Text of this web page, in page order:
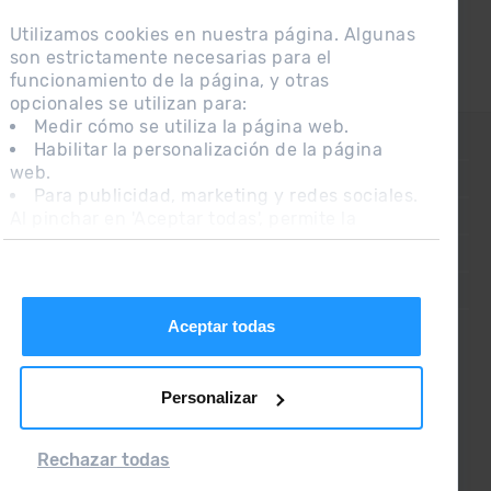
Utilizamos cookies en nuestra página. Algunas
son estrictamente necesarias para el
funcionamiento de la página, y otras
opcionales se utilizan para:
Medir cómo se utiliza la página web.
Habilitar la personalización de la página
web.
Para publicidad, marketing y redes sociales.
instalación de las cookies. Si prefieres
Aceptar todas
Personalizar
Rechazar todas
CONTACTO
PREGUNTAS FRECUENTES